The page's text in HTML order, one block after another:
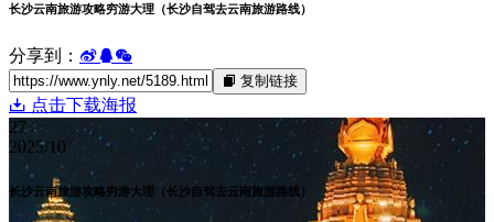
长沙云南旅游攻略穷游大理（长沙自驾去云南旅游路线）
分享到：
复制链接
点击下载海报
27
2025/10
长沙云南旅游攻略穷游大理（长沙自驾去云南旅游路线）